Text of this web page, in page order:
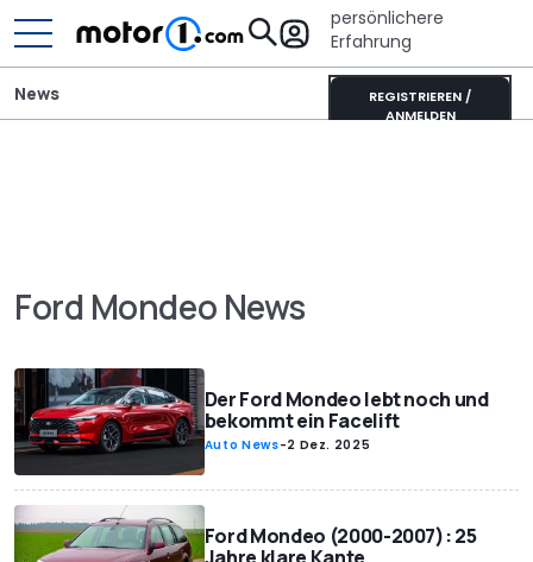
persönlichere
Erfahrung
REGISTRIEREN /
ANMELDEN
News
Ford Mondeo News
Der Ford Mondeo lebt noch und
bekommt ein Facelift
Auto News-2 Dez. 2025
Ford Mondeo (2000-2007): 25